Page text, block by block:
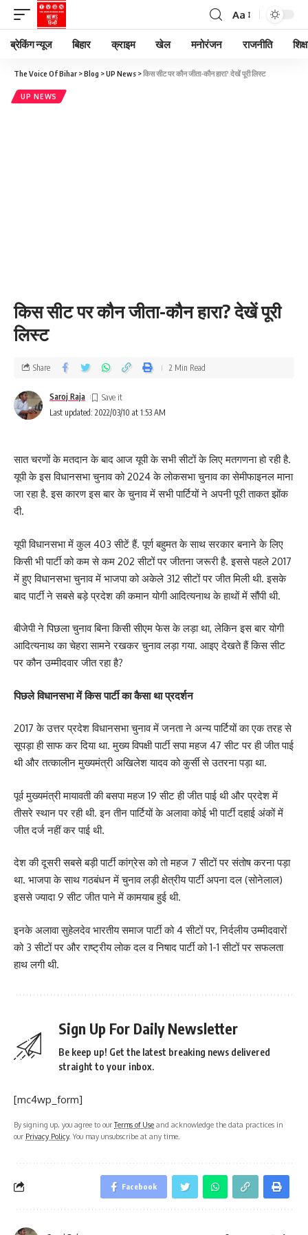
Aa
ब्रेकिंग न्यूज बिहार क्राइम खेल मनोरंजन राजनीति
The Voice Of Bihar >Blog >UP News >किस सीट पर कौन जीता-कौन हारा? देखें पूरी लिस्ट
UP NEWS
किस सीट पर कौन जीता-कौन हारा? देखें पूरी
लिस्ट
Last updated: 2022/03/10 at 1:53 AM
Saroj Raja
Share 2 Min Read
सात चरणों के मतदान के बाद आज यूपी के सभी सीटों के लिए मतगणना हो रही है.
यूपी के इस विधानसभा चुनाव को 2024 के लोकसभा चुनाव का सेमीफाइनल माना
जा रहा है. इस कारण इस बार के चुनाव में सभी पार्टियों ने अपनी पूरी ताकत झोंक
दी.
यूपी विधानसभा में कुल 403 सीटें हैं. पूर्ण बहुमत के साथ सरकार बनाने के लिए
किसी भी पार्टी को कम से कम 202 सीटों पर जीतना जरूरी है. इससे पहले 2017
में हुए विधानसभा चुनाव में भाजपा को अकेले 312 सीटों पर जीत मिली थी. इसके
बाद पार्टी ने सबसे बड़े प्रदेश की कमान योगी आदित्यनाथ के हाथों में सौंपी थी.
बीजेपी ने पिछला चुनाव बिना किसी सीएम फेस के लड़ा था, लेकिन इस बार योगी
आदित्यनाथ का चेहरा सामने रखकर चुनाव लड़ा गया. आइए देखते हैं किस सीट
पर कौन उम्मीदवार जीत रहा है?
पिछले विधानसभा में किस पार्टी का कैसा था प्रदर्शन
2017 के उत्तर प्रदेश विधानसभा चुनाव में जनता ने अन्य पार्टियों का एक तरह से
सूपड़ा ही साफ कर दिया था. मुख्य विपक्षी पार्टी सपा महज 47 सीट पर ही जीत पाई
थी और तत्कालीन मुख्यमंत्री अखिलेश यादव को कुर्सी से उतरना पड़ा था.
पूर्व मुख्यमंत्री मायावती की बसपा महज 19 सीट ही जीत पाई थी और प्रदेश में
तीसरे स्थान पर रही थी. इन तीन पार्टियों के अलावा कोई भी पार्टी दहाई अंकों में
जीत दर्ज नहीं कर पाई थी.
देश की दूसरी सबसे बड़ी पार्टी कांग्रेस को तो महज 7 सीटों पर संतोष करना पड़ा
था. भाजपा के साथ गठबंधन में चुनाव लड़ी क्षेत्रीय पार्टी अपना दल (सोनेलाल)
इससे ज्यादा 9 सीट जीत पाने में कामयाब हुई थी.
इनके अलावा सुहेलदेव भारतीय समाज पार्टी को 4 सीटों पर, निर्दलीय उम्मीदवारों
को 3 सीटों पर और राष्ट्रीय लोक दल व निषाद पार्टी को 1-1 सीटों पर सफलता
हाथ लगी थी.
Sign Up For Daily Newsletter
Be keep up! Get the latest breaking news delivered
straight to your inbox.
[mc4wp_form]
By signing up, you agree to ourTerms of Use and acknowledge the data practices in
our Privacy Policy. You may unsubscribe at any time.
Facebook